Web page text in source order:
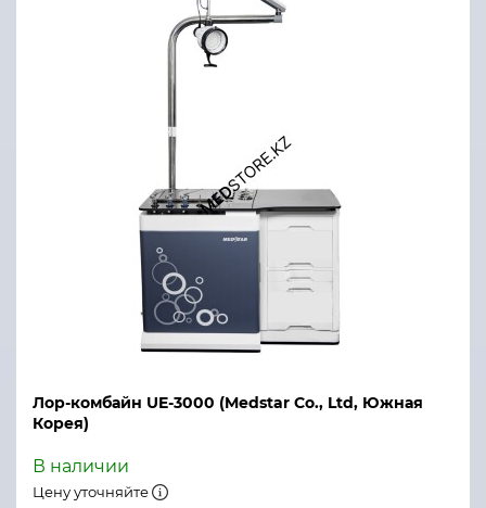
Лор-комбайн UE-3000 (Medstar Co., Ltd, Южная
Корея)
В наличии
Цену уточняйте